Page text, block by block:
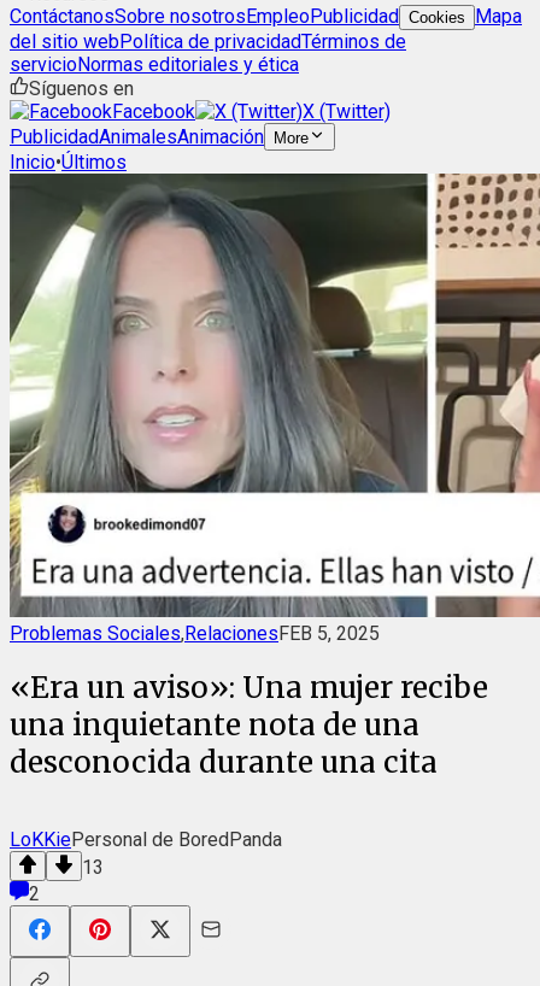
ContáctanosSobre nosotrosEmpleoPublicidad Cookies
Mapa
del sitio webPolítica de privacidadTérminos de
servicioNormas editoriales y ética
Síguenos en
Facebook
X (Twitter)
PublicidadAnimalesAnimación More
Inicio•Últimos
Problemas Sociales,RelacionesFEB 5, 2025
«Era un aviso»: Una mujer recibe
una inquietante nota de una
desconocida durante una cita
LoKKiePersonal de BoredPanda
13
2